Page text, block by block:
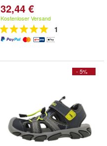
32,44 €
Kostenloser Versand
1
- 5%